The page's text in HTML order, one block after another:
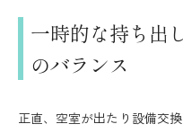
一時的な持ち出
のバランス
正直、空室が出たり設備交